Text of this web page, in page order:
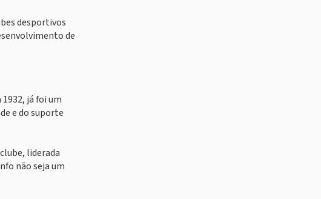
desportivos
de
já foi um
e do suporte
liderada
não seja um